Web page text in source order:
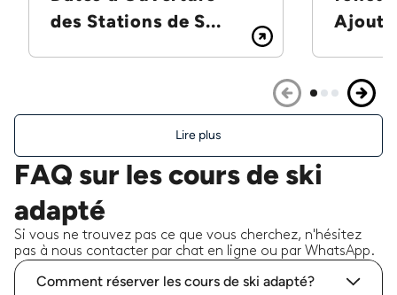
des Stations de S...
Lire plus
FAQ sur les cours de ski
adapté
Si vous ne trouvez pas ce que vous cherchez, n'hésitez
pas à nous contacter par chat en ligne ou par WhatsApp.
Comment réserver les cours de ski adapté?